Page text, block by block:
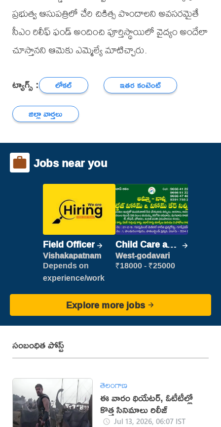
ప్రభుత్వ ఆసుపత్రిలో చేరి చికిత్స పొందాలని అవసరమైతే
సీఎం రిలీఫ్ ఫండ్ అందించి పూర్తిస్థాయిలో వైద్యం అందేలా
చూస్తానని ఆమెకు ఎమ్మెల్యే మాటిచ్చారు.
ట్యాగ్స్ : లోకల్
ఇతర కంటెంట్
జిల్లా వార్తలు
Jobs near you
Field Officer
Vishakapatnam
Depends on
experience/work
Child Care and
Patient care
West-godavari
₹18000 - ₹25000
Explore more jobs
సంబంధిత పోస్ట్
తెలంగాణ
ఈ వారం థియేటర్, ఓటీటీల్లో
కొత్త సినిమాలు రిలీజ్
Jul 13, 2026, 06:07 IST